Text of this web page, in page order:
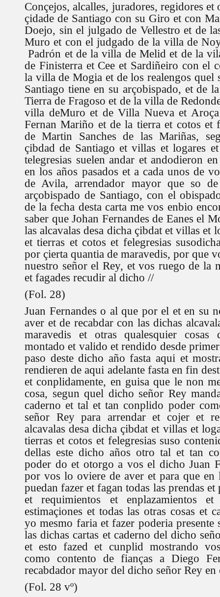
Conçejos, alcalles, juradores, regidores et
çidade de Santiago con su Giro et con
Doejo, sin el julgado de Vellestro et de
Muro et con el judgado de la villa de
Padrón et de la villa de Melid et de la
de Finisterra et Cee et Sardiñeiro con el
la villa de Mogia et de los realengos quel
Santiago tiene en su arçobispado, et de
Tierra de Fragoso et de la villa de
villa deMuro et de Villa Nueva et
Fernan Mariño et de la tierra et cotos et
de Martin Sanches de las Mariñas,
çibdad de Santiago et villas et logares
telegresias suelen andar et andodieron
en los años pasados et a cada unos de
de Avila, arrendador mayor que so
arçobispado de Santiago, con el
de la fecha desta carta me vos enbio
saber que Johan Fernandes de Eanes el
las alcavalas desa dicha çibdat et villas et
et tierras et cotos et felegresias
por çierta quantia de maravedis, por que
nuestro señor el Rey, et vos ruego de la
et fagades recudir al dicho //
(Fol. 28)
Juan Fernandes o al que por el et en su
aver et de recabdar con las dichas
maravedis et otras qualesquier
montado et valido et rendido desde
paso deste dicho año fasta aqui et
rendieren de aqui adelante fasta en fin
et conplidamente, en guisa que le non
cosa, segun quel dicho señor Rey
caderno et tal et tan conplido poder
señor Rey para arrendar et cojer et
alcavalas desa dicha çibdat et villas et
tierras et cotos et felegresias suso
dellas este dicho años otro tal et tan
poder do et otorgo a vos el dicho Juan
por vos lo oviere de aver et para que en
puedan fazer et fagan todas las prendas et
et requimientos et enplazamientos et
estimaçiones et todas las otras cosas et
yo mesmo faria et fazer poderia presente
las dichas cartas et caderno del dicho
et esto fazed et cunplid mostrando
como contento de fianças a Diego
recabdador mayor del dicho señor Rey en
(Fol. 28 vº)